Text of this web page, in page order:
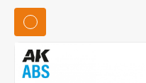
regularna